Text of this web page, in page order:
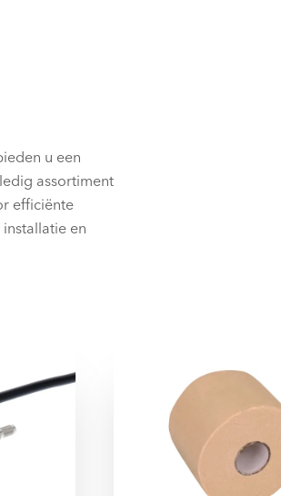
u een
assortiment
efficiënte
en